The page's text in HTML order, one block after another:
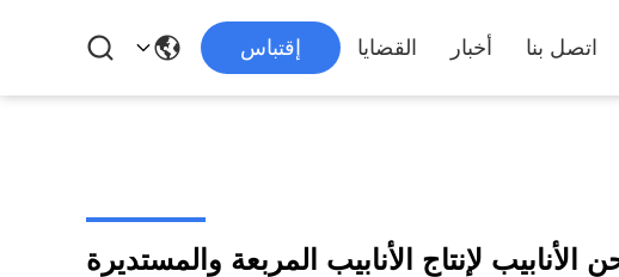
اتصل بنا أخبار القضايا إقتباس